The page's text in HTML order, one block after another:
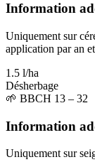
Information
Uniquement sur
application par an
1.5 l/ha
Désherbage
🌱 BBCH 13 – 32
Information
Uniquement sur